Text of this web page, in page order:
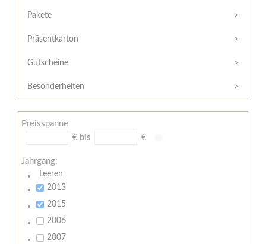
/
Widerrufsformular
AGB
Zahlungsbedingungen
Meine
Pakete
Präsentkarton
Gutscheine
Besonderheiten
Preisspanne
€ bis €
Jahrgang:
Leeren
2013
2015
2006
2007